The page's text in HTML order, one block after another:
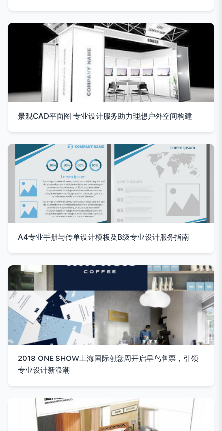
景观CAD平面图 专业设计服务助力理想户外空间构建
A4专业手册与传单设计模板及B级专业设计服务指南
2018 ONE SHOW上海国际创意周开启早鸟售票，引领
专业设计新浪潮